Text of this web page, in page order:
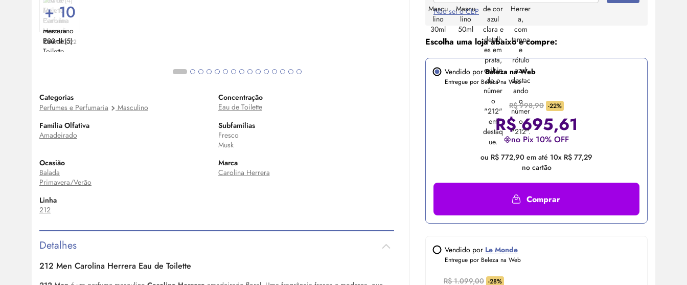
Não sei o CEP
Escolha uma loja abaixo e compre:
Vendido porBeleza na Web
Entregue por Beleza na Web
R$ 998,90 -22%
R$695,61
no Pix 10% OFF
ou R$ 772,90 em até 10x R$ 77,29
no cartão
Comprar
Vendido por Le Monde
Entregue por Beleza na Web
R$ 1.099,00 -28%
+ 10
Cod:20022
Categorias
Perfumes e Perfumaria
Masculino
Concentração
Eau de Toilette
Família Olfativa
Amadeirado
Subfamílias
Fresco
Musk
Ocasião
Balada
Primavera/Verão
Marca
Carolina Herrera
Linha
212
Detalhes
212 Men Carolina Herrera Eau de Toilette